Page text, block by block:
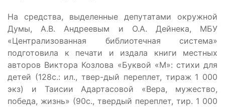
На средства, выделенные депутатами окружной
Думы, А.В. Андреевым и О.А. Дейнека, МБУ
«Централизованная библиотечная система»
подготовила к печати и издала книги местных
авторов Виктора Козлова «Буквой «М»: стихи для
детей (128с.: ил., твер-дый переплет, тираж 1 000
экз) и Таисии Адартасовой «Вера, мужество,
победа, жизнь» (90с., твердый переплет, тир. 1 000